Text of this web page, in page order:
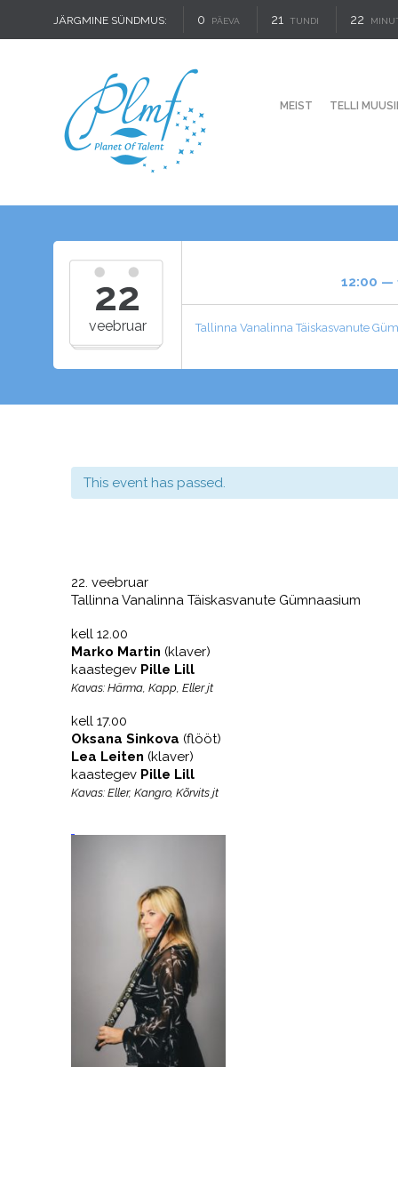
JÄRGMINE SÜNDMUS: 0 PÄEVA 21 TUNDI 22
MEIST TELLI
22
veebruar
12:00 —
Tallinna Vanalinna Täiskasvanute
This event has passed.
22. veebruar
Tallinna Vanalinna Täiskasvanute Gümnaasium
kell 12.00
Marko Martin (klaver)
kaastegev Pille Lill
Kavas: Härma, Kapp, Eller jt
kell 17.00
Oksana Sinkova (flööt)
Lea Leiten (klaver)
kaastegev Pille Lill
Kavas: Eller, Kangro, Kõrvits jt